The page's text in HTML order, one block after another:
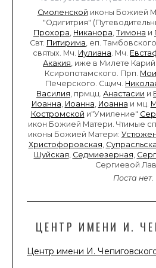
Смоленской иконы Божией
"Одигитрия"
Прохора, Никанора, Тимона и
Свт. Питирима, еп.
святых. Мч. Иулиана. Мч.
Акакия, иже в Милете
Ксиропотамского. Прп.
Печерского. Сщмч.
Василия, прмцц. Анастасии и
Иоанна, Иоанна, Иоанна и мц.
Костромской и"Умиление"
икон Божией Матери. Чтимые
иконы Божией Матери:
Христофоровская,
Шуйская, Седмиезерная,
Сергиевой
Поста нет.
ЦЕНТР ИМЕНИ И.
Центр имени И.